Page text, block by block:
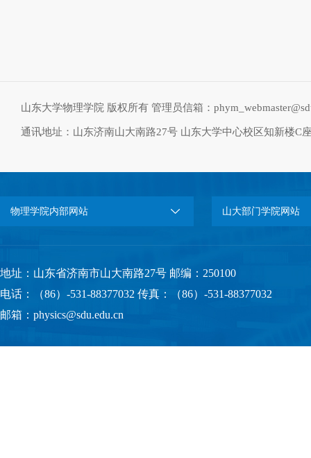
山东大学物理学院 版权所有 管理员信箱：
通讯地址：山东济南山大南路27号 山东大学中心校区知新楼C
物理学院内部网站 山大部门学院网站
地址：山东省济南市山大南路27号 邮编：250100
电话：（86）-531-88377032 传真：（86）-531-88377032
邮箱：physics@sdu.edu.cn